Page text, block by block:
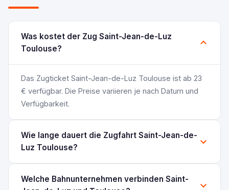
Was kostet der Zug Saint-Jean-de-Luz
Toulouse?
Das Zugticket Saint-Jean-de-Luz Toulouse ist ab 23
€ verfügbar. Die Preise variieren je nach Datum und
Verfügbarkeit.
Wie lange dauert die Zugfahrt Saint-Jean-de-
Luz Toulouse?
Welche Bahnunternehmen verbinden Saint-